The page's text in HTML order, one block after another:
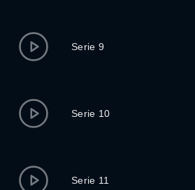
Serie 9
Serie 10
Serie 11